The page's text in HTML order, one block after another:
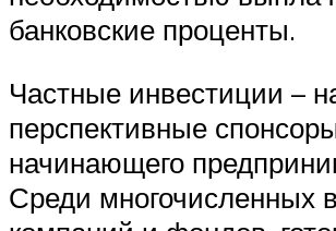
банковские проценты.
Частные инвестиции –
перспективные
начинающего
Среди многочисленных